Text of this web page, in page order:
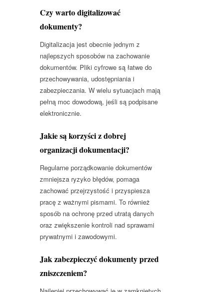
Czy warto digitalizować
dokumenty?
Digitalizacja jest obecnie jednym z
najlepszych sposobów na zachowanie
dokumentów. Pliki cyfrowe są łatwe do
przechowywania, udostępniania i
zabezpieczania. W wielu sytuacjach mają
pełną moc dowodową, jeśli są podpisane
elektronicznie.
Jakie są korzyści z dobrej
organizacji dokumentacji?
Regularne porządkowanie dokumentów
zmniejsza ryzyko błędów, pomaga
zachować przejrzystość i przyspiesza
pracę z ważnymi pismami. To również
sposób na ochronę przed utratą danych
oraz zwiększenie kontroli nad sprawami
prywatnymi i zawodowymi.
Jak zabezpieczyć dokumenty przed
zniszczeniem?